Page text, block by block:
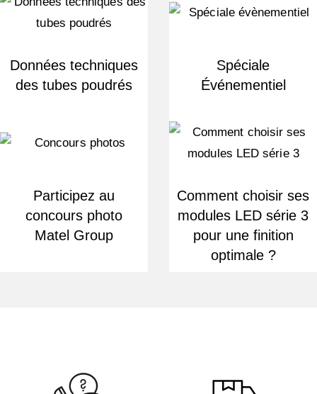
Données techniques
des tubes poudrés
Spéciale
Événementiel
Participez au
concours photo
Matel Group
Comment choisir ses
modules LED série 3
pour une finition
optimale ?